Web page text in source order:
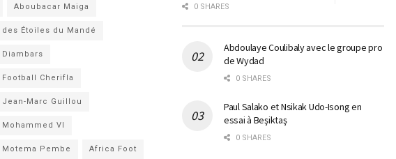
Aboubacar Maiga
Étoiles du Mandé
Cherifla
Marc Guillou
VI
Pembe Africa Foot
0 SHARES
Abdoulaye Coulibaly avec le groupe pro
de Wydad
0 SHARES
Paul Salako et Nsikak Udo-Isong en
essai à Beşiktaş
0 SHARES